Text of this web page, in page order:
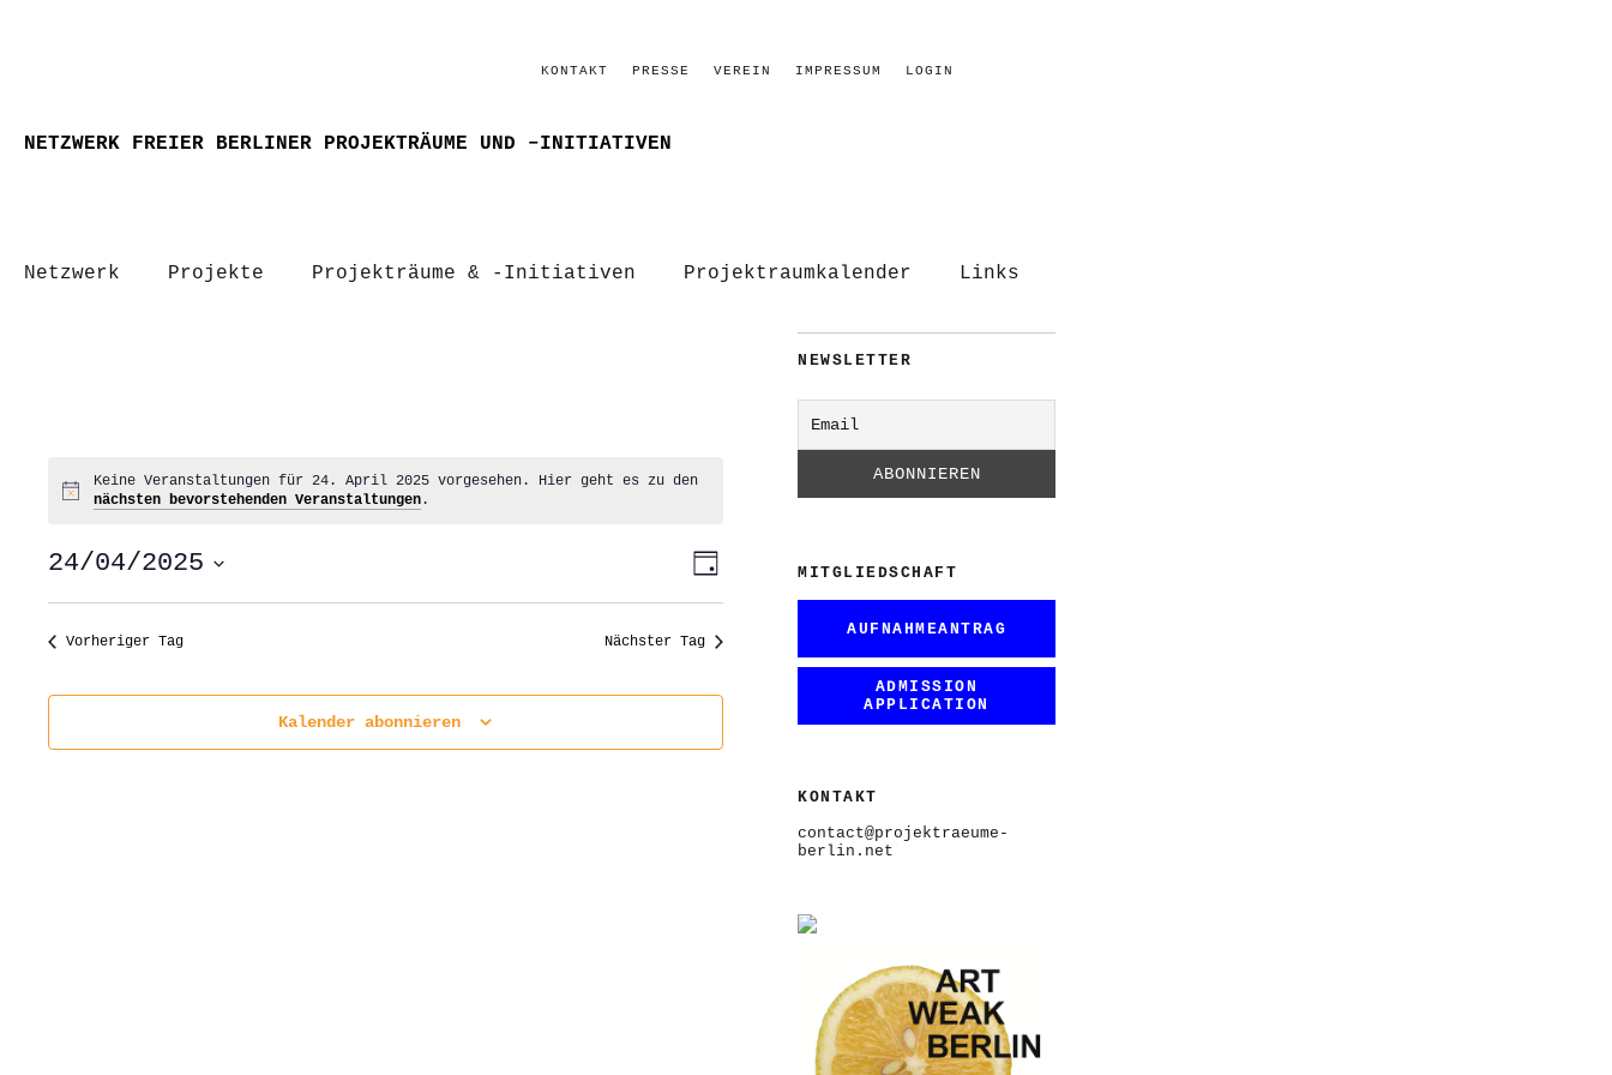
KONTAKT PRESSE VEREIN IMPRESSUM LOGIN
NETZWERK FREIER BERLINER PROJEKTRÄUME UND –INITIATIVEN
Netzwerk Projekte Projekträume & -Initiativen Projektraumkalender Links
Hinweis
Keine Veranstaltungen für 24. April 2025 vorgesehen. Hier geht es zu den
nächsten bevorstehenden Veranstaltungen.
ANSICHTEN-
NAVIGATION
VERANSTALTUNG
ANSICHTEN-
Tag
24/04/2025
wählen.
Vorheriger Tag Nächster Tag
Kalender abonnieren
NEWSLETTER
MITGLIEDSCHAFT
AUFNAHMEANTRAG
ADMISSION
APPLICATION
KONTAKT
contact@projektraeume-
berlin.net